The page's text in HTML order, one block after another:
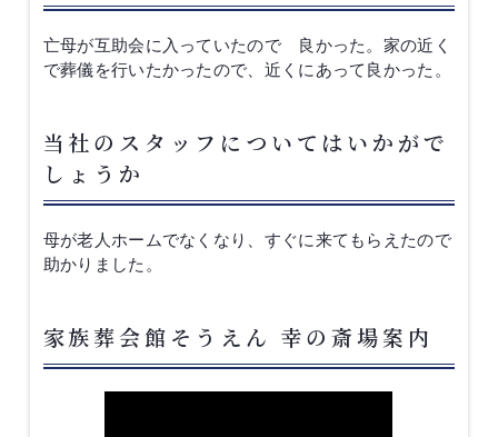
亡母が互助会に入っていたので 良かった。家の近く
で葬儀を行いたかったので、近くにあって良かった。
当社のスタッフについてはいかがで
しょうか
母が老人ホームでなくなり、すぐに来てもらえたので
助かりました。
家族葬会館そうえん 幸の斎場案内